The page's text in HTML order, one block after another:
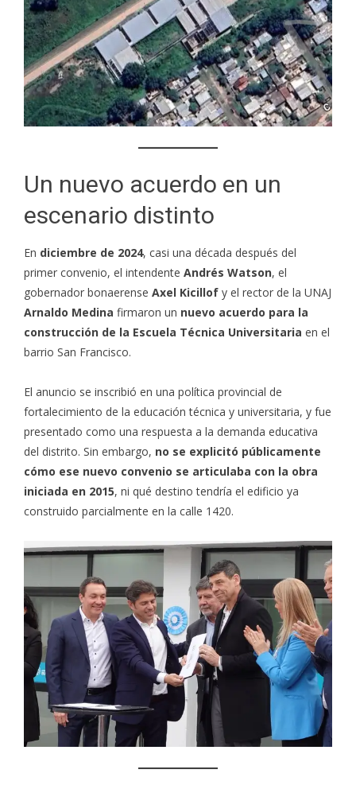
Un nuevo acuerdo en un
escenario distinto
En diciembre de 2024, casi una década después del
primer convenio, el intendente Andrés Watson, el
gobernador bonaerense Axel Kicillof y el rector de la UNAJ
Arnaldo Medina firmaron un nuevo acuerdo para la
construcción de la Escuela Técnica Universitaria en el
barrio San Francisco.
El anuncio se inscribió en una política provincial de
fortalecimiento de la educación técnica y universitaria, y fue
presentado como una respuesta a la demanda educativa
del distrito. Sin embargo, no se explicitó públicamente
cómo ese nuevo convenio se articulaba con la obra
iniciada en 2015, ni qué destino tendría el edificio ya
construido parcialmente en la calle 1420.